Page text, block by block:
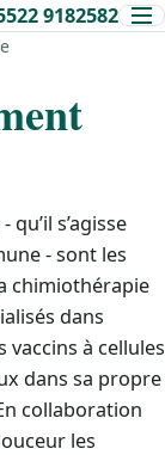
9182582
s’agisse
- sont les
chimiothérapie
dans
vaccins à cellules
dans sa propre
collaboration
les